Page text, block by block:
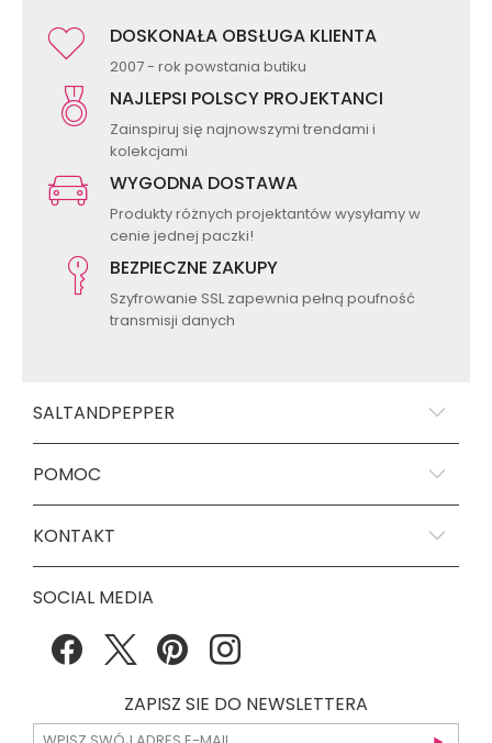
DOSKONAŁA OBSŁUGA KLIENTA
2007 - rok powstania butiku
NAJLEPSI POLSCY PROJEKTANCI
Zainspiruj się najnowszymi trendami i
kolekcjami
WYGODNA DOSTAWA
Produkty różnych projektantów wysyłamy w
cenie jednej paczki!
BEZPIECZNE ZAKUPY
Szyfrowanie SSL zapewnia pełną poufność
transmisji danych
SALTANDPEPPER
POMOC
KONTAKT
SOCIAL MEDIA
ZAPISZ SIE DO NEWSLETTERA